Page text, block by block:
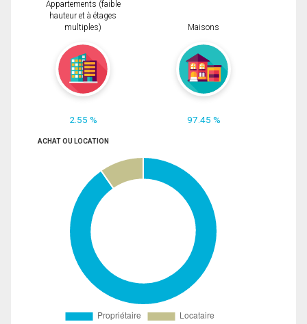
Appartements (faible
hauteur et à étages
multiples)
2.55 %
Maisons
97.45 %
ACHAT OU LOCATION